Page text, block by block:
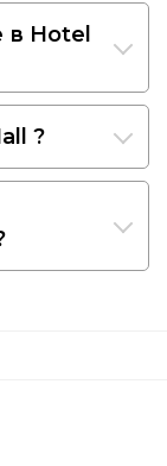
в Hotel
?